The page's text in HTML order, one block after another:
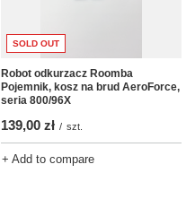
SOLD OUT
Robot odkurzacz Roomba
Pojemnik, kosz na brud AeroForce,
seria 800/96X
139,00 zł / szt.
+ Add to compare